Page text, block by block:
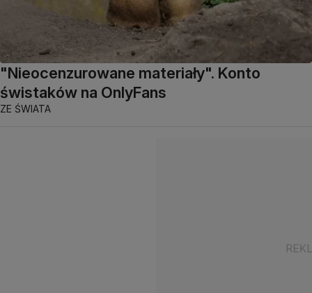
"Nieocenzurowane materiały". Konto
świstaków na OnlyFans
ZE ŚWIATA